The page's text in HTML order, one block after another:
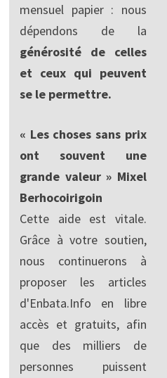
mensuel papier : nous
dépendons de la
générosité de celles
et ceux qui peuvent
se le permettre.
« Les choses sans prix
ont souvent une
grande valeur » Mixel
Berhocoirigoin
Cette aide est vitale.
Grâce à votre soutien,
nous continuerons à
proposer les articles
d'Enbata.Info en libre
accès et gratuits, afin
que des milliers de
personnes puissent